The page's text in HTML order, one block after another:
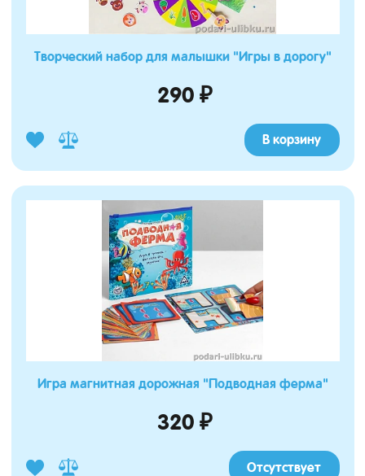
Творческий набор для малышки "Игры в дорогу"
290 ₽
В корзину
Игра магнитная дорожная "Подводная ферма"
320 ₽
Отсутствует